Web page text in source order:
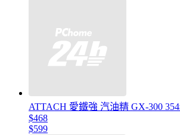
ATTACH 愛鐵強 汽油精 GX-300
$468
$599